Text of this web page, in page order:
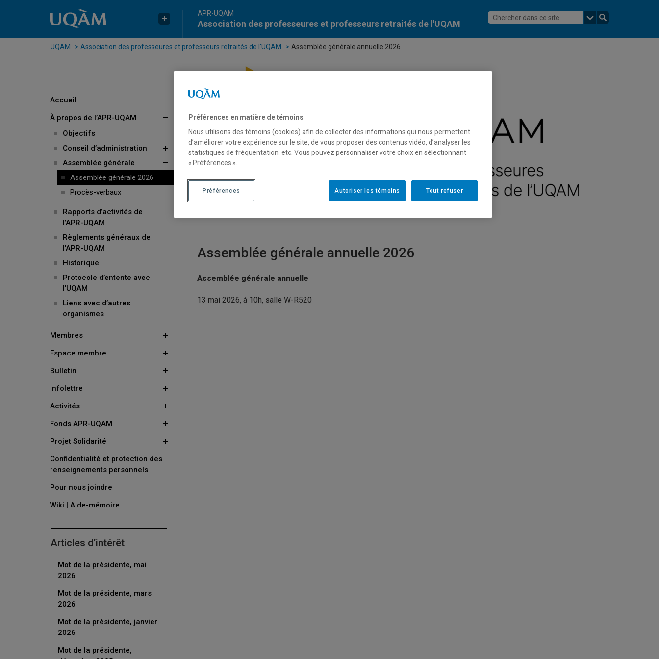
APR-UQAM
Association des professeures et professeurs retraités de l'UQAM
UQAM Association des professeures et professeurs retraités de l'UQAM Assemblée générale annuelle 2026
Accueil
À propos de l’APR-UQAM
Objectifs
Conseil d’administration
Assemblée générale
Assemblée générale 2026
Procès-verbaux
Rapports d’activités de
l’APR-UQAM
Règlements généraux de
l’APR-UQAM
Historique
Protocole d’entente avec
l’UQAM
Liens avec d’autres
organismes
Membres
Espace membre
Bulletin
Infolettre
Activités
Fonds APR-UQAM
Projet Solidarité
Confidentialité et protection des
renseignements personnels
Pour nous joindre
Wiki | Aide-mémoire
Articles d’intérêt
Mot de la présidente, mai
2026
Mot de la présidente, mars
2026
Mot de la présidente, janvier
2026
Mot de la présidente,
Assemblée générale annuelle 2026
Assemblée générale annuelle
13 mai 2026, à 10h, salle W-R520
Préférences en matière de témoins
Nous utilisons des témoins (cookies) afin de collecter des informations qui nous permettent
d’améliorer votre expérience sur le site, de vous proposer des contenus vidéo, d’analyser les
statistiques de fréquentation, etc. Vous pouvez personnaliser votre choix en sélectionnant
« Préférences ».
Tout refuser
Autoriser les témoins
Préférences